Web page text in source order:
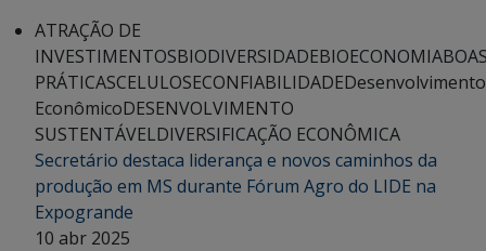
ATRAÇÃO DE
INVESTIMENTOSBIODIVERSIDADEBIOECONOMIA
PRÁTICASCELULOSECONFIABILIDADEDesenvolvimento
EconômicoDESENVOLVIMENTO
SUSTENTÁVELDIVERSIFICAÇÃO ECONÔMICA
Secretário destaca liderança e novos caminhos da
produção em MS durante Fórum Agro do LIDE na
Expogrande
10 abr 2025